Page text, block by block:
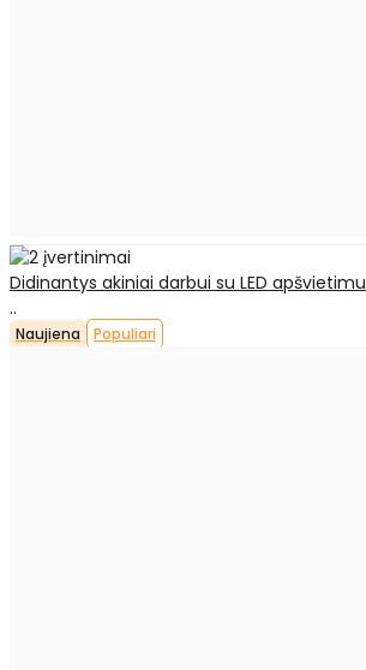
Didinantys akiniai darbui su LED apšvietimu
..
Naujiena Populiari